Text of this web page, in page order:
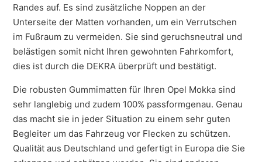
Randes auf. Es sind zusätzliche Noppen an der
Unterseite der Matten vorhanden, um ein Verrutschen
im Fußraum zu vermeiden. Sie sind geruchsneutral und
belästigen somit nicht Ihren gewohnten Fahrkomfort,
dies ist durch die DEKRA überprüft und bestätigt.
Die robusten Gummimatten für Ihren Opel Mokka sind
sehr langlebig und zudem 100% passformgenau. Genau
das macht sie in jeder Situation zu einem sehr guten
Begleiter um das Fahrzeug vor Flecken zu schützen.
Qualität aus Deutschland und gefertigt in Europa die Sie